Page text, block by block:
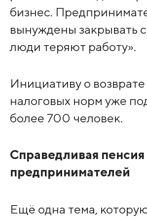
бизнес.
вынуждены закрывать
люди теряют работу».
Инициативу о
налоговых норм уже
более 700 человек.
Справедливая пенсия
предпринимателей
Ещё одна тема,